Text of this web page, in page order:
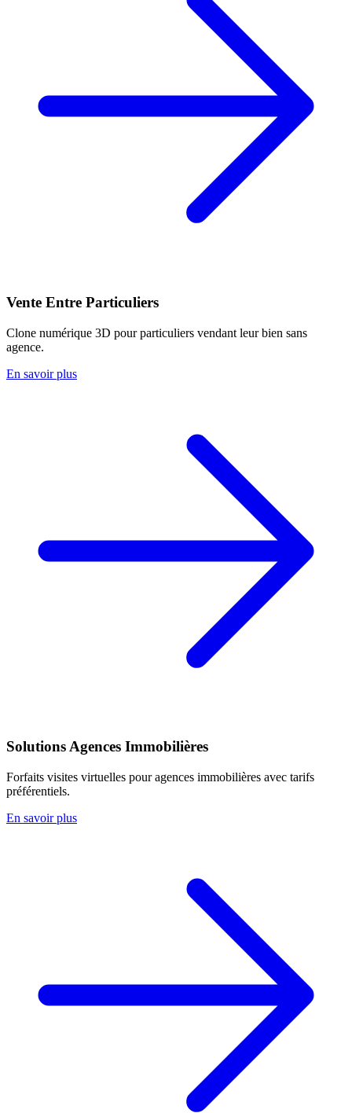
Vente Entre Particuliers
Clone numérique 3D pour particuliers vendant leur bien sans
agence.
En savoir plus
Solutions Agences Immobilières
Forfaits visites virtuelles pour agences immobilières avec tarifs
préférentiels.
En savoir plus